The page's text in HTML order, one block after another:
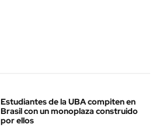
Estudiantes de la UBA compiten en
Brasil con un monoplaza construido
por ellos